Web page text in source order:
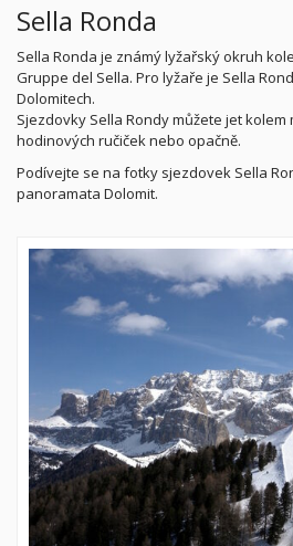
Sella Ronda
Sella Ronda je známý lyžařský okruh
Gruppe del Sella. Pro lyžaře je Sella
Dolomitech.
Sjezdovky Sella Rondy můžete jet kolem
hodinových ručiček nebo opačně.
Podívejte se na fotky sjezdovek Sella
panoramata Dolomit.